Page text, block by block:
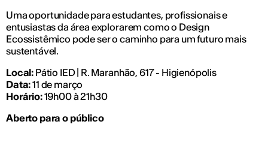
Uma oportunidade para estudantes, profissionais e
entusiastas da área explorarem como o Design
Ecossistêmico pode ser o caminho para um futuro mais
sustentável.
Local: Pátio IED | R. Maranhão, 617 - Higienópolis
Data:11 de março
Horário:19h00 à 21h30
Aberto para o público